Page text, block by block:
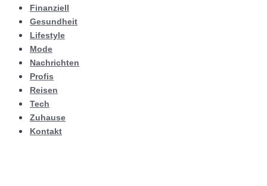
Finanziell
Gesundheit
Lifestyle
Mode
Nachrichten
Profis
Reisen
Tech
Zuhause
Kontakt